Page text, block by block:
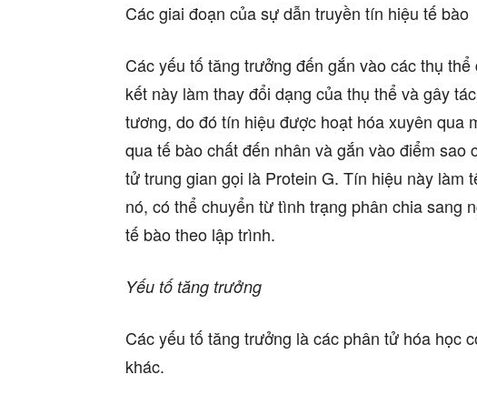
Các giai đoạn của sự dẫn truyền tín hiệu tế bào
Các yếu tố tăng trưởng đến gắn vào các thụ
kết này làm thay đổi dạng của thụ thể và gây
tương, do đó tín hiệu được hoạt hóa xuyên qua
qua tế bào chất đến nhân và gắn vào điểm sao
tử trung gian gọi là Protein G. Tín hiệu này làm
nó, có thể chuyển từ tình trạng phân chia sang
tế bào theo lập trình.
Yếu tố tăng trưởng
Các yếu tố tăng trưởng là các phân tử hóa học
khác.